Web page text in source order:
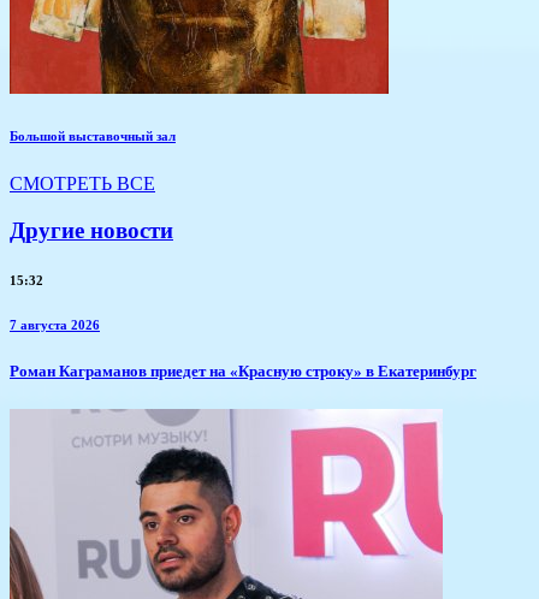
Большой выставочный зал
СМОТРЕТЬ ВСЕ
Другие новости
15:32
7 августа 2026
​Роман Каграманов приедет на «Красную строку» в Екатеринбург